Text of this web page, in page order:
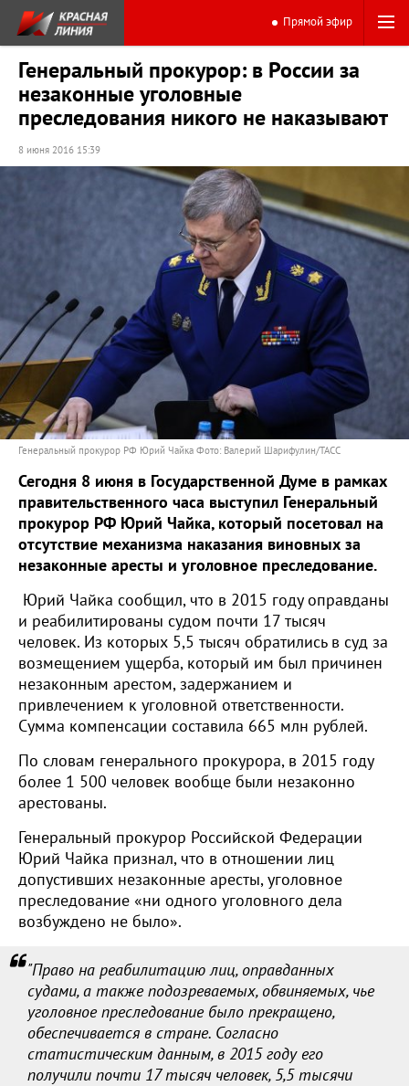
Прямой эфир
Генеральный прокурор: в России за
незаконные уголовные
преследования никого не наказывают
8 июня 2016 15:39
Генеральный прокурор РФ Юрий Чайка Фото: Валерий Шарифулин/ТАСС
Сегодня 8 июня в Государственной Думе в рамках
правительственного часа выступил Генеральный
прокурор РФ Юрий Чайка, который посетовал на
отсутствие механизма наказания виновных за
незаконные аресты и уголовное преследование.
Юрий Чайка сообщил, что в 2015 году оправданы
и реабилитированы судом почти 17 тысяч
человек. Из которых 5,5 тысяч обратились в суд за
возмещением ущерба, который им был причинен
незаконным арестом, задержанием и
привлечением к уголовной ответственности.
Сумма компенсации составила 665 млн рублей.
По словам генерального прокурора, в 2015 году
более 1 500 человек вообще были незаконно
арестованы.
Генеральный прокурор Российской Федерации
Юрий Чайка признал, что в отношении лиц
допустивших незаконные аресты, уголовное
преследование «ни одного уголовного дела
возбуждено не было».
"Право на реабилитацию лиц, оправданных
судами, а также подозреваемых, обвиняемых, чье
уголовное преследование было прекращено,
обеспечивается в стране. Согласно
статистическим данным, в 2015 году его
получили почти 17 тысяч человек, 5,5 тысячи